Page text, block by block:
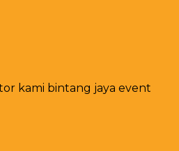
kami bintang jaya event